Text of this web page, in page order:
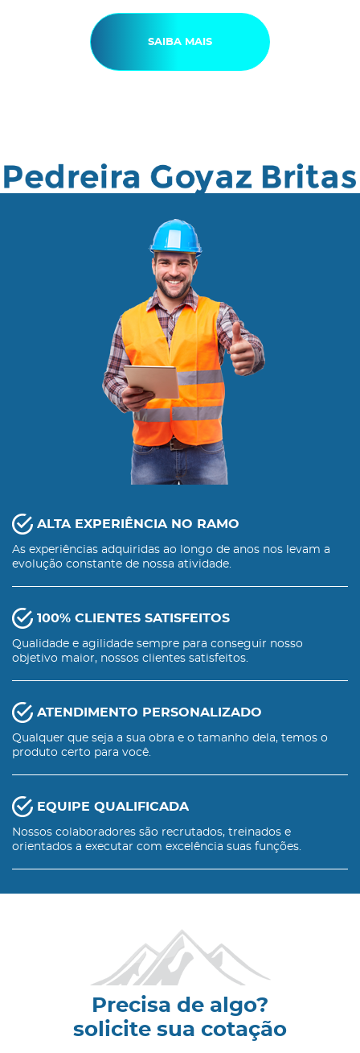
SAIBA MAIS
ALTA EXPERIÊNCIA NO RAMO
As experiências adquiridas ao longo de anos nos levam a
evolução constante de nossa atividade.
100% CLIENTES SATISFEITOS
Qualidade e agilidade sempre para conseguir nosso
objetivo maior, nossos clientes satisfeitos.
ATENDIMENTO PERSONALIZADO
Qualquer que seja a sua obra e o tamanho dela, temos o
produto certo para você.
EQUIPE QUALIFICADA
Nossos colaboradores são recrutados, treinados e
orientados a executar com excelência suas funções.
Precisa de algo?
solicite sua cotação